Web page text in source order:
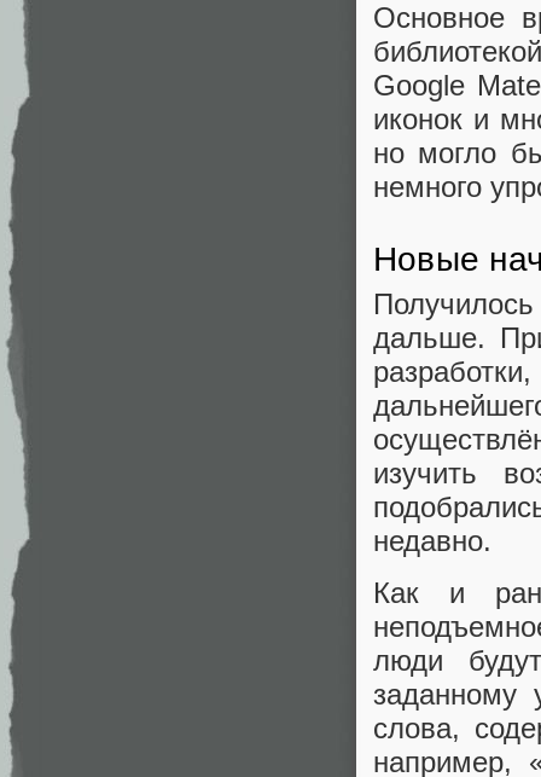
Основное
Google
иконок и
но могло
немного
Новые
дальше.
изучить
недавно.
Как и
люди
заданному
слова,
например,